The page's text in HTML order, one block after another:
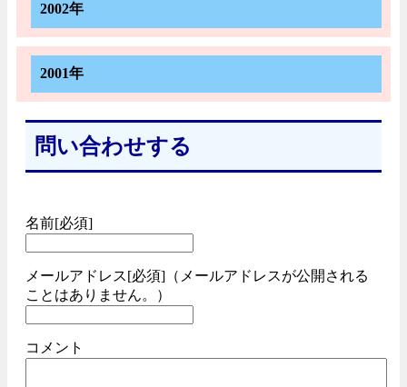
2002年
2001年
問い合わせする
名前[必須]
メールアドレス[必須]（メールアドレスが公開される
ことはありません。）
コメント